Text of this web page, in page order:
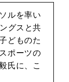
ルを率い
グスと共
どものた
ポーツの
氏に、こ